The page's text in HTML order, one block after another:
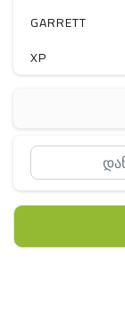
GARRETT
XP
QYT